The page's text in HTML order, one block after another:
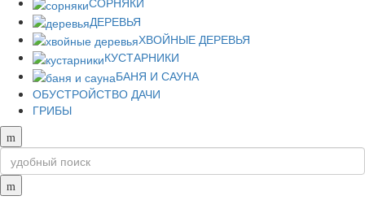
ДЕРЕВЬЯ
ХВОЙНЫЕ ДЕРЕВЬЯ
КУСТАРНИКИ
БАНЯ И САУНА
ОБУСТРОЙСТВО ДАЧИ
ГРИБЫ